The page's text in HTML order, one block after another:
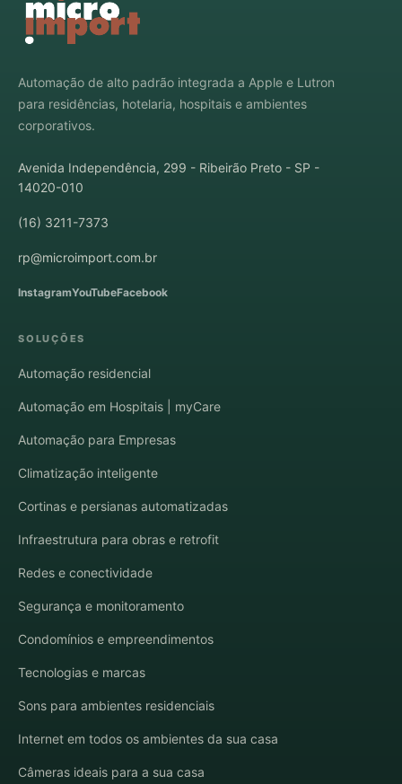
Automação de alto padrão integrada a Apple e Lutron
para residências, hotelaria, hospitais e ambientes
corporativos.
Avenida Independência, 299 - Ribeirão Preto - SP -
14020-010
(16) 3211-7373
rp@microimport.com.br
InstagramYouTubeFacebook
SOLUÇÕES
Automação residencial
Automação em Hospitais | myCare
Automação para Empresas
Climatização inteligente
Cortinas e persianas automatizadas
Infraestrutura para obras e retrofit
Redes e conectividade
Segurança e monitoramento
Condomínios e empreendimentos
Tecnologias e marcas
Sons para ambientes residenciais
Internet em todos os ambientes da sua casa
Câmeras ideais para a sua casa